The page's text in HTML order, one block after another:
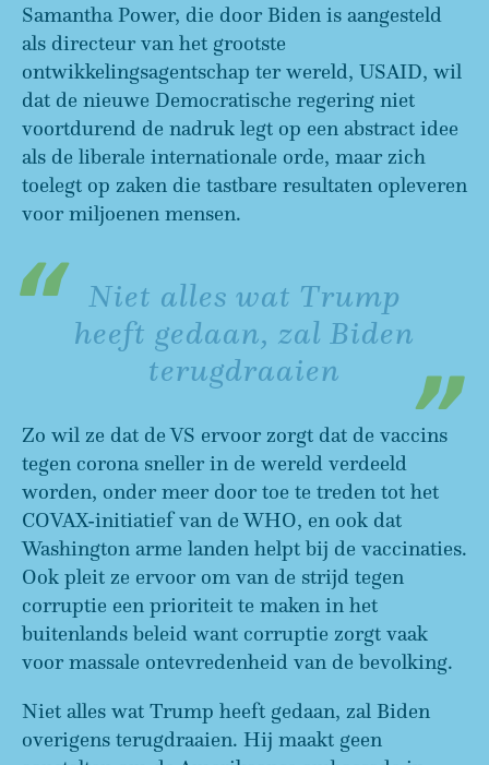
Samantha Power, die door Biden is aangesteld
als directeur van het grootste
ontwikkelingsagentschap ter wereld, USAID, wil
dat de nieuwe Democratische regering niet
voortdurend de nadruk legt op een abstract idee
als de liberale internationale orde, maar zich
toelegt op zaken die tastbare resultaten opleveren
voor miljoenen mensen.
Niet alles wat Trump
heeft gedaan, zal Biden
terugdraaien
Zo wil ze dat de VS ervoor zorgt dat de vaccins
tegen corona sneller in de wereld verdeeld
worden, onder meer door toe te treden tot het
COVAX-initiatief van de WHO, en ook dat
Washington arme landen helpt bij de vaccinaties.
Ook pleit ze ervoor om van de strijd tegen
corruptie een prioriteit te maken in het
buitenlands beleid want corruptie zorgt vaak
voor massale ontevredenheid van de bevolking.
Niet alles wat Trump heeft gedaan, zal Biden
overigens terugdraaien. Hij maakt geen